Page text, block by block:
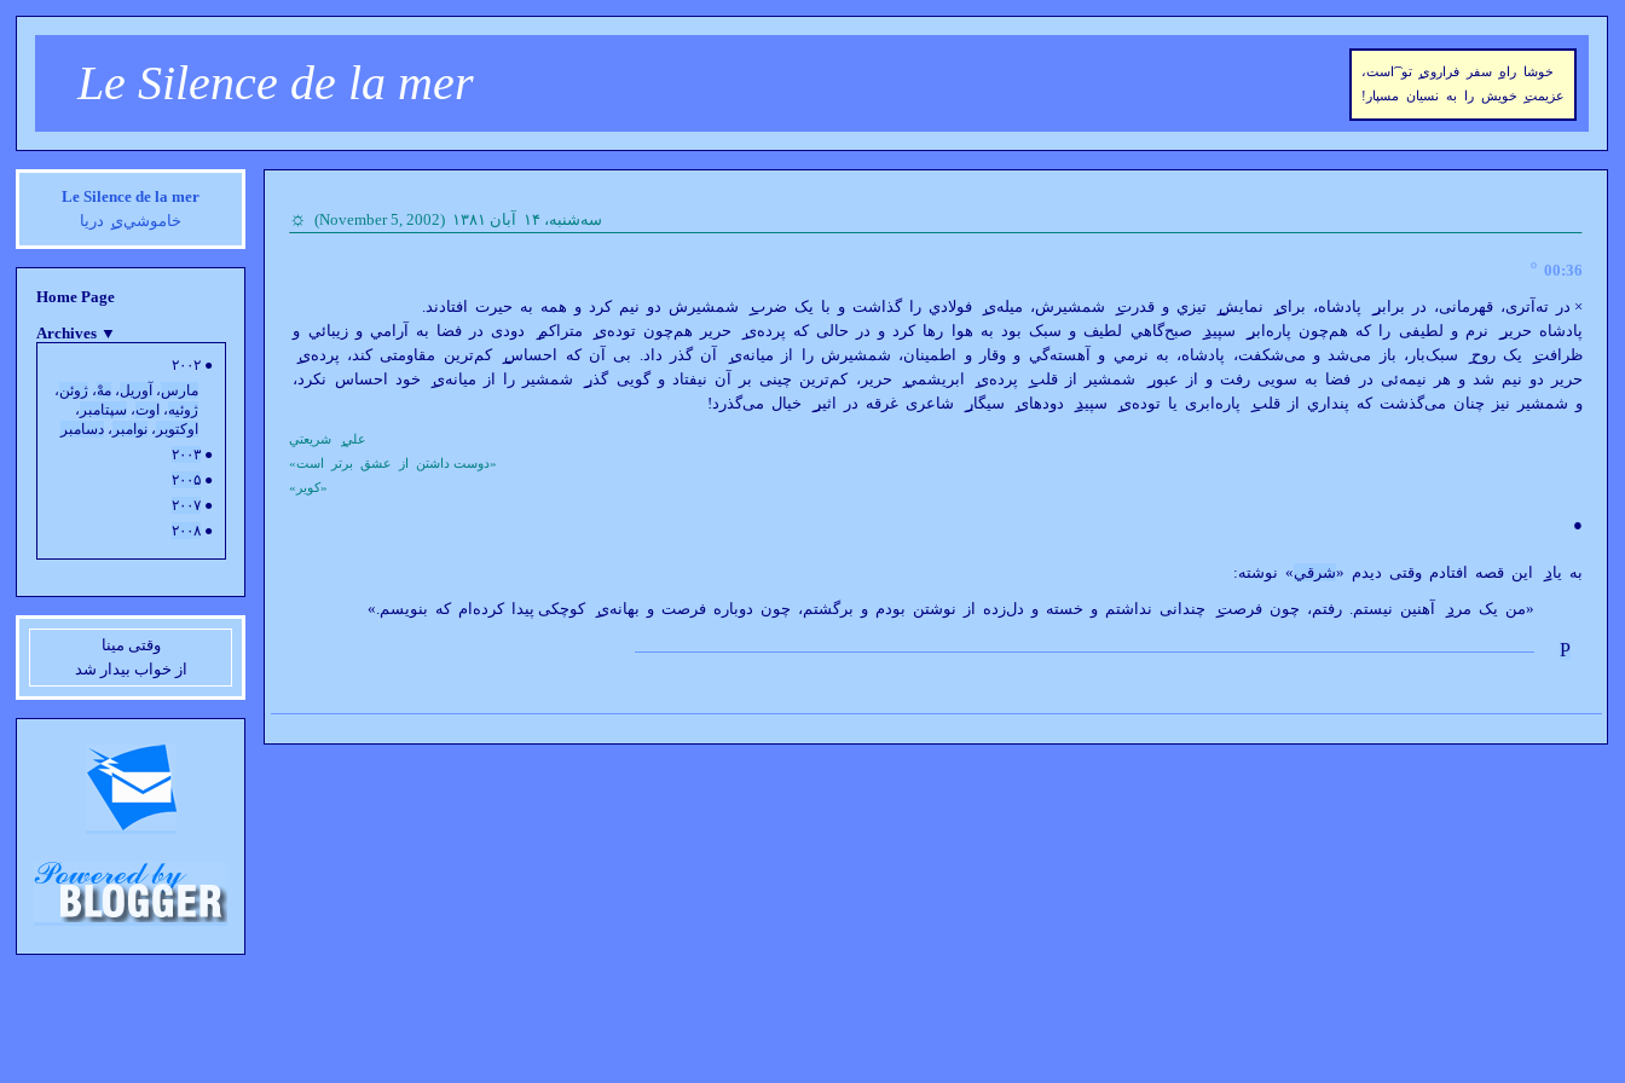
خوشا راه سفر فراروی تو ͡است،
عزيمت
خويش را به نسيان مسپار! Le Silence de la mer
Le Silence de la mer
خاموشي‌ی دریا
Home Page
Archives ▼
● ۲۰۰۲
مارس، آوريل،مهْ،ژوئن،
ژوئيه، اوت، سپتامبر ،
اوکتوبر ،نوامبر ،دسامبر
●۲۰۰۳
●۲۰۰۵
●۲۰۰۷
●۲۰۰۸
وقتی مينا
از خواب بيدار شد
سه‌شنبه، ۱۴ آبان ۱۳۸۱ (November 5, 2002) ☼
º 00:36
× در ته‌آتری، قهرمانی، در برابر پادشاه، برای نمايش تيزي و قدرت شمشيرش، ميله‌ی فولادي را گذاشت و با يک ضرب
شمشيرش دو نيم کرد و همه به حيرت افتادند.
پادشاه حرير
نرم و لطيفی را که هم‌چون پاره‌ابر سپيد صبح‌گاهي لطيف و سبک بود به هوا رها کرد و در حالی که پرده‌ی حرير هم‌چون توده‌ی متراکم
دودی در فضا به آرامي و زيبائي و
ظرافت
يک روح سبک‌بار، باز می‌شد و می‌شکفت، پادشاه، به نرمي و آهسته‌گي و وقار و اطمينان، شمشيرش را از ميانه‌ی آن گذر داد. بی آن که احساس
کم‌ترين مقاومتی کند، پرده‌ی
حرير دو نيم شد و هر نيمه‌ئی در فضا به سويی رفت و از عبور
شمشير از قلب پرده‌ی ابريشمي حرير، کم‌ترين چينی بر آن نيفتاد و گويی گذر شمشير را از ميانه‌ی
خود احساس نکرد،
و شمشير نيز چنان می‌گذشت که پنداري از قلب
پاره‌ابری يا توده‌ی سپيد دودهای سيگار شاعری غرقه در اثير خيال می‌گذرد!
علي
شريعتي
«دوست داشتن از عشق برتر است»
«کوير»
●
به ياد اين قصه افتادم وقتی ديدم «شرقي» نوشته:
«من يک مرد
آهنين نيستم. رفتم، چون فرصت چندانی نداشتم و خسته و دل‌زده از نوشتن بودم و برگشتم، چون دوباره فرصت و بهانه‌ی کوچکی پيدا کرده‌ام که بنويسم.»
P